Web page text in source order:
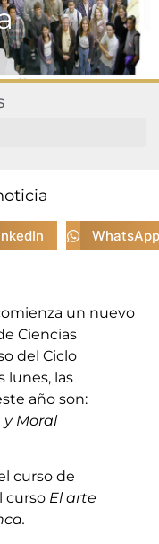
WhatsApp
un nuevo
Ciencias
del Ciclo
lunes, las
año son:
y Moral
curso de
curso El arte